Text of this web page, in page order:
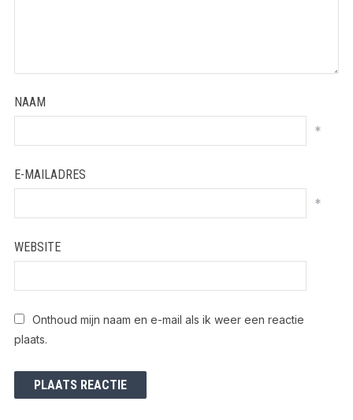
NAAM
*
E-MAILADRES
*
WEBSITE
Onthoud mijn naam en e-mail als ik weer een reactie
plaats.